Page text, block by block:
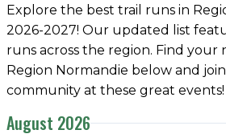
Explore the best trail runs in
2026-2027! Our updated list
runs across the region. Find your
Region Normandie below and
community at these great events!
August 2026